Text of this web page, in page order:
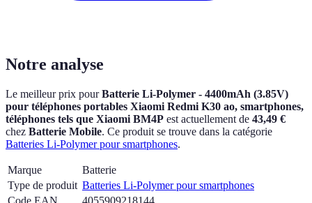
Notre analyse
Le meilleur prix pourBatterie Li-Polymer - 4400mAh (3.85V)
pour téléphones portables Xiaomi Redmi K30 ao, smartphones,
téléphones tels que Xiaomi BM4P est actuellement de 43,49 €
chez Batterie Mobile. Ce produit se trouve dans la catégorie
Batteries Li-Polymer pour smartphones.
Marque
Batterie
Type de produit Batteries Li-Polymer pour smartphones
Code EAN
4055909218144